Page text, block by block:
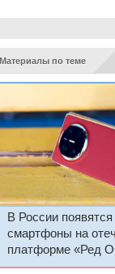
Материалы по теме
В России
смартфоны на
платформе «Ред